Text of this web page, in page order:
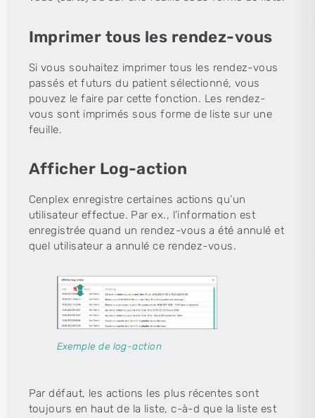
Imprimer tous les rendez-vous
Si vous souhaitez imprimer tous les rendez-vous
passés et futurs du patient sélectionné, vous
pouvez le faire par cette fonction. Les rendez-
vous sont imprimés sous forme de liste sur une
feuille.
Afficher Log-action
Cenplex enregistre certaines actions qu’un
utilisateur effectue. Par ex., l’information est
enregistrée quand un rendez-vous a été annulé et
quel utilisateur a annulé ce rendez-vous.
Exemple de log-action
Par défaut, les actions les plus récentes sont
toujours en haut de la liste, c-à-d que la liste est